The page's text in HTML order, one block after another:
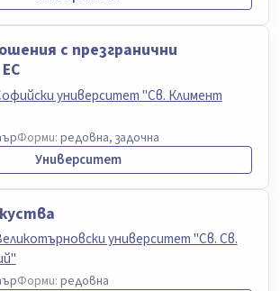
с презгранични
университет "Св. Климент
Форми: редовна, задочна
Университет
университет "Св. Св.
Форми: редовна